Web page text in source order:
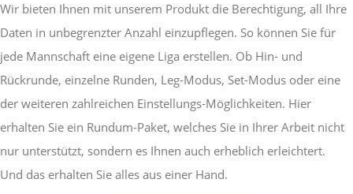
Wir bieten Ihnen mit unserem Produkt die Berechtigung, all Ihre
Daten in unbegrenzter Anzahl einzupflegen. So können Sie für
jede Mannschaft eine eigene Liga erstellen. Ob Hin- und
Rückrunde, einzelne Runden, Leg-Modus, Set-Modus oder eine
der weiteren zahlreichen Einstellungs-Möglichkeiten. Hier
erhalten Sie ein Rundum-Paket, welches Sie in Ihrer Arbeit nicht
nur unterstützt, sondern es Ihnen auch erheblich erleichtert.
Und das erhalten Sie alles aus einer Hand.